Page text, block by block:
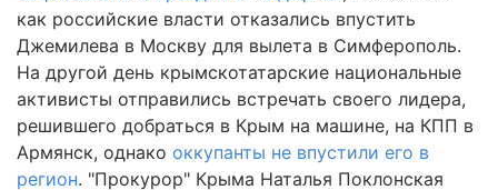
как российские власти отказались впустить
Джемилева в Москву для вылета в Симферополь.
На другой день крымскотатарские национальные
активисты отправились встречать своего лидера,
решившего добраться в Крым на машине, на КПП в
Армянск, однако оккупанты не впустили его в
регион. "Прокурор" Крыма Наталья Поклонская